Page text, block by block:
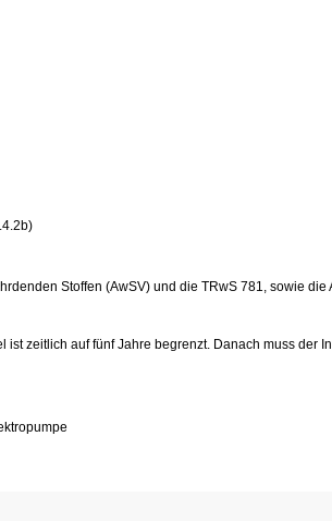
Stoffen (AwSV) und die TRwS 781, sowie die
zeitlich auf fünf Jahre begrenzt. Danach muss der